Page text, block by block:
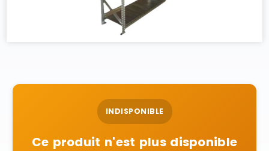
INDISPONIBLE
Ce produit n'est plus disponible